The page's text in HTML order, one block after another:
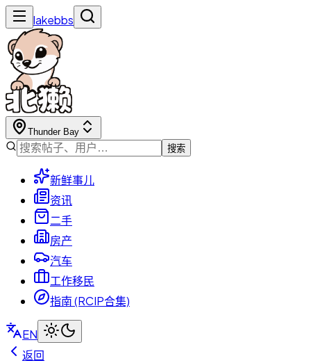
lakebbs
Thunder Bay
搜索
新鲜事儿
资讯
二手
房产
汽车
工作移民
指南 (RCIP合集)
EN
返回